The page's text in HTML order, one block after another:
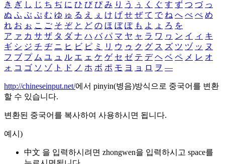
き ぎ し じ ち ぢ に ひ び ぴ み り う ぅ く ぐ す ず つ づ っ
ぬ ふ ぶ ぷ む ゆ ゅ る え ぇ け げ せ ぜ て で ね へ べ ぺ め
れ お ぉ こ ご そ ぞ と ど の ほ ぼ ぽ も よ ょ ろ を
ア ァ カ サ ザ タ ダ ナ ハ バ パ マ ヤ ャ ラ ワ ヮ ン イ ィ キ
ギ シ ジ チ ヂ ニ ヒ ビ ピ ミ リ ウ ゥ ク グ ス ズ ツ ヅ ッ ヌ
フ ブ プ ム ユ ュ ル エ ェ ケ ゲ セ ゼ テ デ ヘ ベ ペ メ レ オ
ォ コ ゴ ソ ゾ ト ド ノ ホ ボ ポ モ ヨ ョ ロ ヲ ―
http://chineseinput.net/에서 pinyin(병음)방식으로 중국어를 변환
할 수 있습니다.
변환된 중국어를 복사하여 사용하시면 됩니다.
예시)
中文 을 입력하시려면 zhongwen을 입력하시고 space를